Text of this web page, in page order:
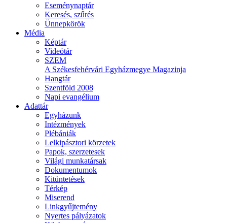
Eseménynaptár
Keresés, szűrés
Ünnepkörök
Média
Képtár
Videótár
SZEM
A Székesfehérvári Egyházmegye Magazinja
Hangtár
Szentföld 2008
Napi evangélium
Adattár
Egyházunk
Intézmények
Plébániák
Lelkipásztori körzetek
Papok, szerzetesek
Világi munkatársak
Dokumentumok
Kitüntetések
Térkép
Miserend
Linkgyűjtemény
Nyertes pályázatok